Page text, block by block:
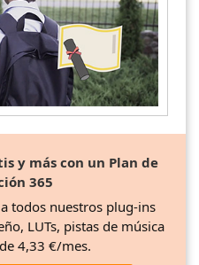
y más con un Plan de
365
todos nuestros plug-ins
LUTs, pistas de música
4,33 €/mes.